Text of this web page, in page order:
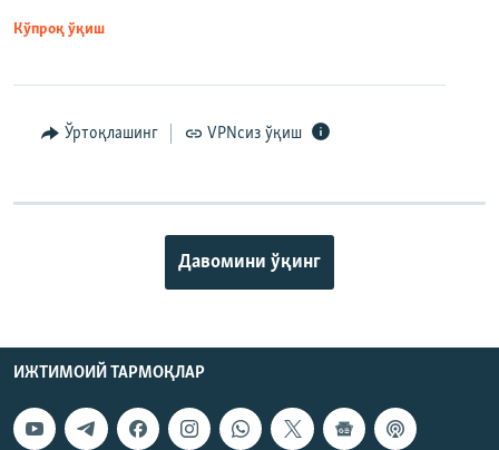
Кўпроқ ўқиш
Ўртоқлашинг VPNсиз ўқиш
Давомини ўқинг
ИЖТИМОИЙ ТАРМОҚЛАР